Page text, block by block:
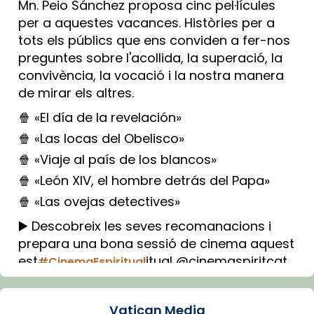
Mn. Peio Sánchez proposa cinc pel·lícules
per a aquestes vacances. Històries per a
tots els públics que ens conviden a fer-nos
preguntes sobre l'acollida, la superació, la
convivència, la vocació i la nostra manera
de mirar els altres.
🍿 «El día de la revelación»
🍿 «Las locas del Obelisco»
🍿 «Viaje al país de los blancos»
🍿 «León XIV, el hombre detrás del Papa»
🍿 «Las ovejas detectives»
▶️ Descobreix les seves recomanacions i
prepara una bona sessió de cinema aquest
est#CinemaEspiritualitual @cinemaspiritcat
Imatge: Generada amb IA (OpenAI)
Vatican Media